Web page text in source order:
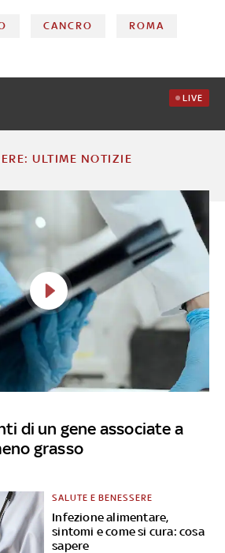
CANCRO ROMA
LIVE
ULTIME NOTIZIE
di un gene associate a
grasso
Infezione alimentare,
sintomi e come si cura: cosa
sapere
SALUTE E BENESSERE